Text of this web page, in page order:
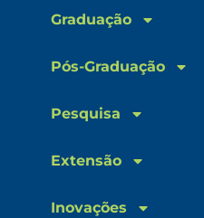
Graduação
Pós-Graduação
Pesquisa
Extensão
Inovações